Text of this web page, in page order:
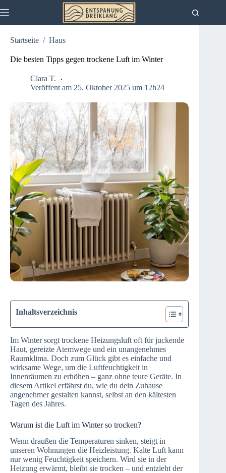
Inhalt
Startseite / Haus
Die besten Tipps gegen trockene Luft im Winter
Clara T.
Veröffent am 25. Oktober 2025 um 12h24
Inhaltsverzeichnis
Im Winter sorgt trockene Heizungsluft oft für juckende
Haut, gereizte Atemwege und ein unangenehmes
Raumklima. Doch zum Glück gibt es einfache und
wirksame Wege, um die Luftfeuchtigkeit in
Innenräumen zu erhöhen – ganz ohne teure Geräte. In
diesem Artikel erfährst du, wie du dein Zuhause
angenehmer gestalten kannst, selbst an den kältesten
Tagen des Jahres.
Warum ist die Luft im Winter so trocken?
Wenn draußen die Temperaturen sinken, steigt in
unseren Wohnungen die Heizleistung. Kalte Luft kann
nur wenig Feuchtigkeit speichern. Wird sie in der
Heizung erwärmt, bleibt sie trocken – und entzieht der